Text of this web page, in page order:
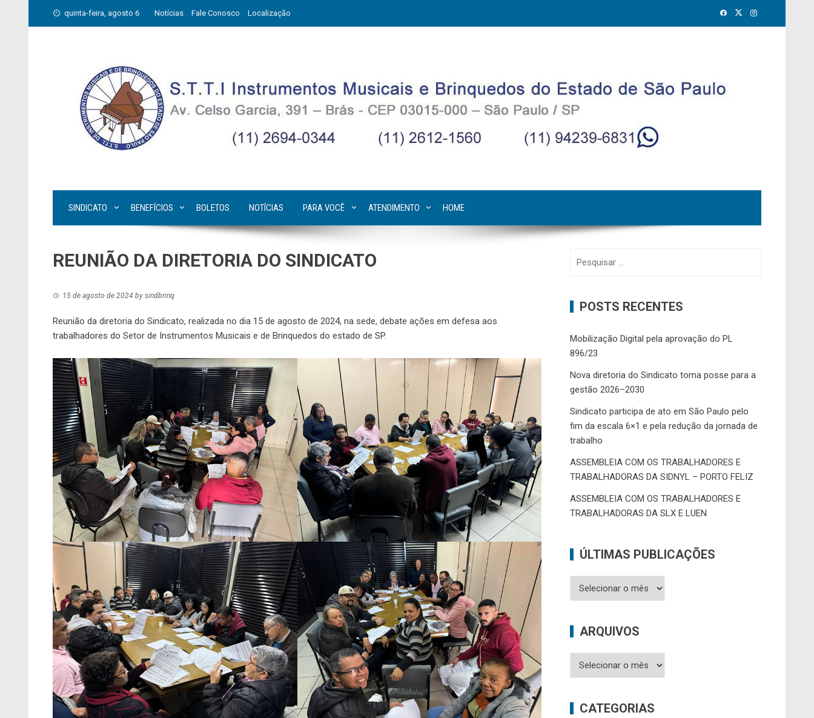
quinta-feira, agosto 6 Notícias Fale Conosco Localização
SINDICATO BENEFÍCIOS BOLETOS NOTÍCIAS PARA VOCÊ ATENDIMENTO HOME
REUNIÃO DA DIRETORIA DO SINDICATO
15 de agosto de 2024 by sindbrinq
Reunião da diretoria do Sindicato, realizada no dia 15 de agosto de 2024, na sede, debate ações em defesa aos
trabalhadores do Setor de Instrumentos Musicais e de Brinquedos do estado de SP.
POSTS RECENTES
Mobilização Digital pela aprovação do PL
896/23
Nova diretoria do Sindicato toma posse para a
gestão 2026–2030
Sindicato participa de ato em São Paulo pelo
fim da escala 6×1 e pela redução da jornada de
trabalho
ASSEMBLEIA COM OS TRABALHADORES E
TRABALHADORAS DA SIDNYL – PORTO FELIZ
ASSEMBLEIA COM OS TRABALHADORES E
TRABALHADORAS DA SLX E LUEN
ÚLTIMAS PUBLICAÇÕES
Últimas
ARQUIVOS
Arquivos
CATEGORIAS